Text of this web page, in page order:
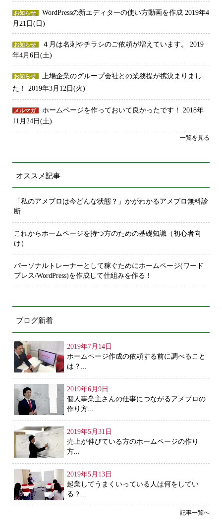
お知らせ WordPressの新エディターの使い方動画を作成 2019年4
月21日(日)
お知らせ ４月は名刺やチラシのご依頼が増えています。 2019
年4月6日(土)
お知らせ
上場企業のグループ会社との業務提が携決まりまし
た！ 2019年3月12日(火)
メルマガ ホームページを作っておいて良かったです！ 2018年
11月24日(土)
一覧を見る
オススメ記事
「私のアメブロは今どんな状態？」かがわかるアメブロ無料診
断
これからホームページを持つ方のための基礎知識（初心者向
け）
パーソナルトレーナーとして稼ぐためにホームページ(ワード
プレス/WordPress)を作成して仕組みを作る！
ブログ新着
2019年7月14日
ホームページ作成の依頼する前に調べること
は？...
2019年6月9日
個人事業主さんの仕事につながるアメブロの
作り方...
2019年5月31日
売上が伸びている方のホームページの作り
方...
2019年5月13日
起業してうまくいっている人は何をしてい
る？...
記事一覧へ